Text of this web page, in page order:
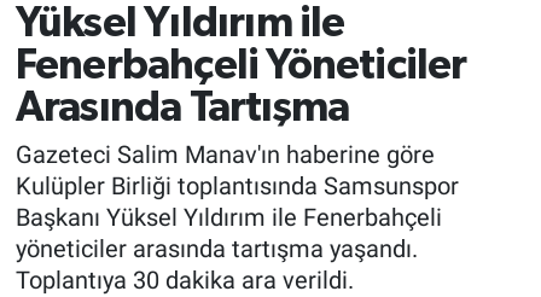
Yüksel Yıldırım ile
Fenerbahçeli Yöneticiler
Arasında Tartışma
Gazeteci Salim Manav'ın haberine göre
Kulüpler Birliği toplantısında Samsunspor
Başkanı Yüksel Yıldırım ile Fenerbahçeli
yöneticiler arasında tartışma yaşandı.
Toplantıya 30 dakika ara verildi.
Politika
Turizm
Sağlık
Eğitim
Süper Lig Puan Durumu ve Fikstür
Tüm Manşetler
Son Dakika Haberleri
Haber Arşivi